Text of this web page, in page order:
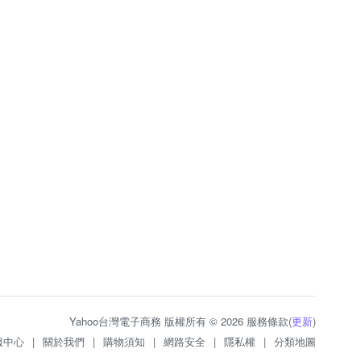
Yahoo台灣電子商務 版權所有 © 2026 服務條款(更新)
中心 | 關於我們 | 購物須知 | 網路安全 | 隱私權 | 分類地圖